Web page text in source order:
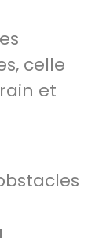
celle
et